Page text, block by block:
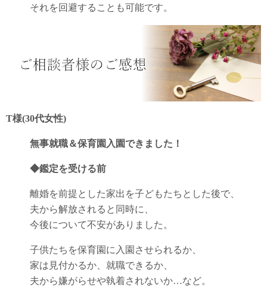
それを回避することも可能です。
T様(30代女性)
無事就職＆保育園入園できました！
◆鑑定を受ける前
離婚を前提とした家出を子どもたちとした後で、
夫から解放されると同時に、
今後について不安がありました。
子供たちを保育園に入園させられるか、
家は見付かるか、就職できるか、
夫から嫌がらせや執着されないか…など。